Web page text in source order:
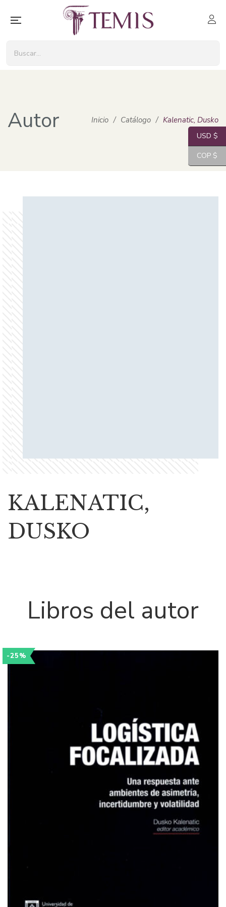
Autor Inicio / Catálogo / Kalenatic, Dusko
KALENATIC,
DUSKO
Libros del autor
-25%
USD $
COP $